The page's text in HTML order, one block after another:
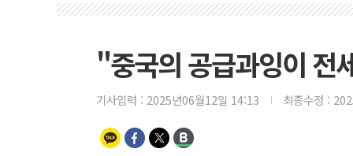
"중국의 공급과잉이 전
기사입력 : 2025년06월12일 14:13 최종수정 :